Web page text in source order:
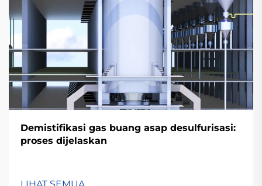
Demistifikasi gas buang asap desulfurisasi:
proses dijelaskan